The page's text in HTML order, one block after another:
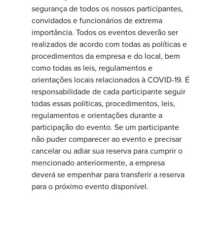
segurança de todos os nossos participantes,
convidados e funcionários de extrema
importância. Todos os eventos deverão ser
realizados de acordo com todas as políticas e
procedimentos da empresa e do local, bem
como todas as leis, regulamentos e
orientações locais relacionados à COVID-19. É
responsabilidade de cada participante seguir
todas essas políticas, procedimentos, leis,
regulamentos e orientações durante a
participação do evento. Se um participante
não puder comparecer ao evento e precisar
cancelar ou adiar sua reserva para cumprir o
mencionado anteriormente, a empresa
deverá se empenhar para transferir a reserva
para o próximo evento disponível.